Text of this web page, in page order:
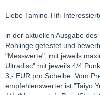
Liebe Tamino-Hifi-
in der aktuellen Ausgabe
Rohlinge getestet und
"Messwerte", mit jeweils
Ultradisc" mit jeweils 4/4
3,- EUR pro Scheibe. Vom
empfehlenswerter ist "Taiyo